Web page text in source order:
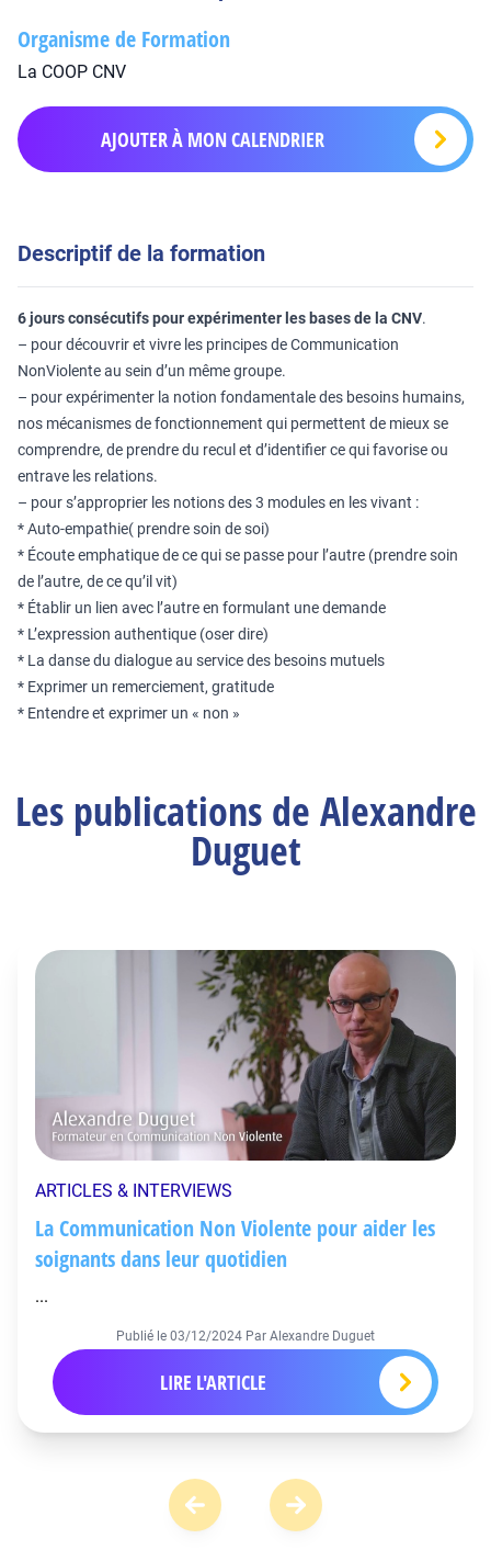
Organisme de Formation
La COOP CNV
AJOUTER À MON CALENDRIER
Descriptif de la formation
6 jours consécutifs pour expérimenter les bases de la CNV.
– pour découvrir et vivre les principes de Communication
NonViolente au sein d’un même groupe.
– pour expérimenter la notion fondamentale des besoins humains,
nos mécanismes de fonctionnement qui permettent de mieux se
comprendre, de prendre du recul et d’identifier ce qui favorise ou
entrave les relations.
– pour s’approprier les notions des 3 modules en les vivant :
* Auto-empathie( prendre soin de soi)
* Écoute emphatique de ce qui se passe pour l’autre (prendre soin
de l’autre, de ce qu’il vit)
* Établir un lien avec l’autre en formulant une demande
* L’expression authentique (oser dire)
* La danse du dialogue au service des besoins mutuels
* Exprimer un remerciement, gratitude
* Entendre et exprimer un « non »
Les publications de Alexandre
Duguet
ARTICLES & INTERVIEWS
La Communication Non Violente pour aider les
soignants dans leur quotidien
...
Publié le 03/12/2024 Par Alexandre Duguet
LIRE L'ARTICLE